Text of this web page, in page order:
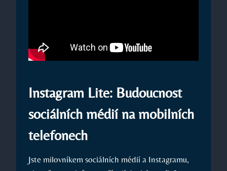
Instagram Lite: Budoucnost
sociálních médií na mobilních
telefonech
Jste milovníkem sociálních médií a Instagramu,